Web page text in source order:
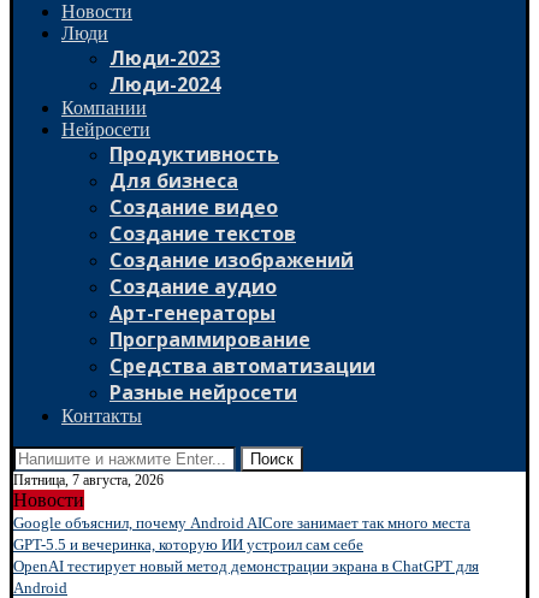
Новости
Люди
Люди-2023
Люди-2024
Компании
Нейросети
Продуктивность
Для бизнеса
Создание видео
Создание текстов
Создание изображений
Создание аудио
Арт-генераторы
Программирование
Средства автоматизации
Разные нейросети
Контакты
Поиск
Пятница, 7 августа, 2026
Новости
Google объяснил, почему Android AICore занимает так много места
GPT-5.5 и вечеринка, которую ИИ устроил сам себе
OpenAI тестирует новый метод демонстрации экрана в ChatGPT для
Android